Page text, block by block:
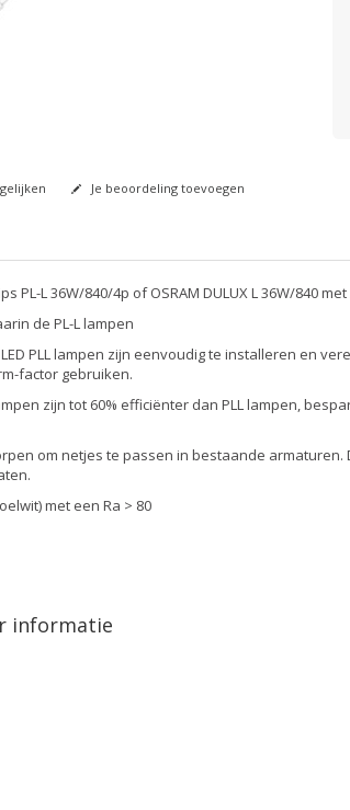
Je beoordeling toevoegen
PL-L 36W/840/4p of OSRAM DULUX L 36W/840
de PL-L lampen
PLL lampen zijn eenvoudig te installeren en
factor gebruiken.
zijn tot 60% efficiënter dan PLL lampen,
om netjes te passen in bestaande
met een Ra > 80
informatie